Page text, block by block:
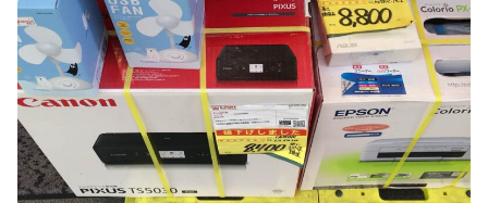
【ROBOT魂】 88,000のミーティアが二次も即完売な
の大人気すぎる…
New! 【デレマス】 紗南「アイドルに似合うポケモン？」
ブラッドボーン全クリしたんだが
【画像】田中みな実さん、妊娠中とは思えないヒール
姿で登場してしまう
New! 伊勢鈴蘭さん、コカ・コーラ愛を全力アピール！
New!
無期懲役、去年の仮釈放わずか４人…もう実質終身刑
だった
New!
【画像】田中みな実さん、妊娠中とは思えないヒール
姿で登場してしまう
【画像】令和最新版のあのちゃん、可愛過ぎてワイら
にブッ刺さりまくりw w w w w w